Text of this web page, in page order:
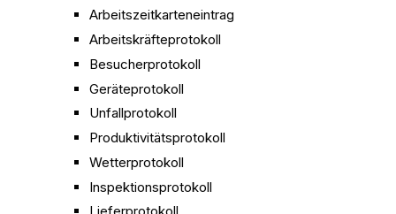
Arbeitszeitkarteneintrag
Arbeitskräfteprotokoll
Besucherprotokoll
Geräteprotokoll
Unfallprotokoll
Produktivitätsprotokoll
Wetterprotokoll
Inspektionsprotokoll